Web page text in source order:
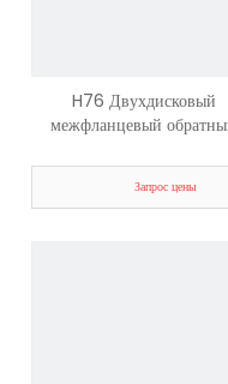
H76 Двухдисковый
межфланцевый
Запрос цены